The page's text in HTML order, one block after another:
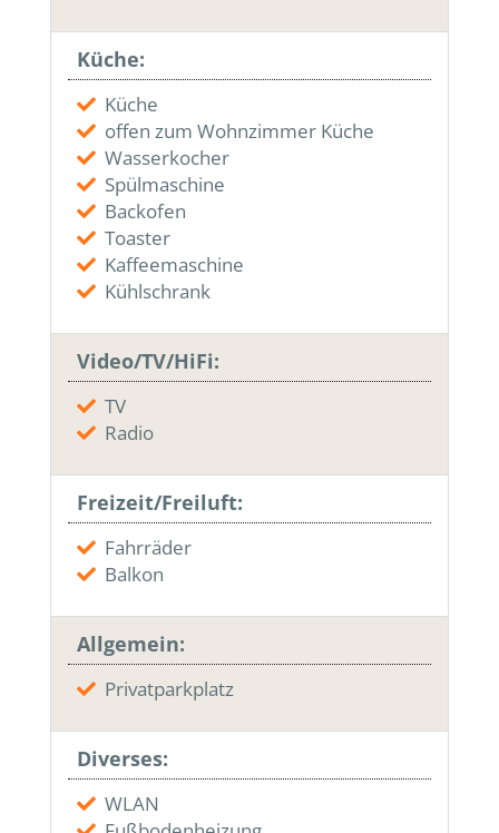
Küche:
Küche
offen zum Wohnzimmer Küche
Wasserkocher
Spülmaschine
Backofen
Toaster
Kaffeemaschine
Kühlschrank
Video/TV/HiFi:
TV
Radio
Freizeit/Freiluft:
Fahrräder
Balkon
Allgemein:
Privatparkplatz
Diverses:
WLAN